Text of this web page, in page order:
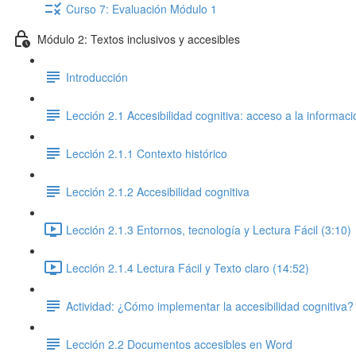
Curso 7: Evaluación Módulo 1
Módulo 2: Textos inclusivos y accesibles
Introducción
Lección 2.1 Accesibilidad cognitiva: acceso a la
Lección 2.1.1 Contexto histórico
Lección 2.1.2 Accesibilidad cognitiva
Lección 2.1.3 Entornos, tecnología y Lectura Fácil (3:10)
Lección 2.1.4 Lectura Fácil y Texto claro (14:52)
Actividad: ¿Cómo implementar la accesibilidad cognitiva?
Lección 2.2 Documentos accesibles en Word